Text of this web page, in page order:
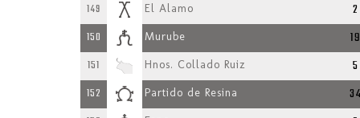
149 El Alamo 2
150 Murube 19
151 Hnos. Collado Ruiz 5
152 Partido de Resina